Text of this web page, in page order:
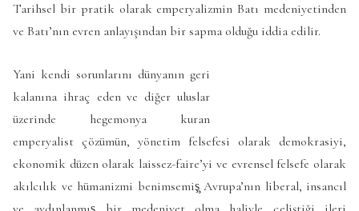
Tarihsel bir pratik olarak emperyalizmin Batı medeniyetinden
ve Batı’nın evren anlayışından bir sapma olduğu iddia edilir.
Yani kendi sorunlarını dünyanın geri
kalanına ihraç eden ve diğer uluslar
üzerinde hegemonya kuran
emperyalist çözümün, yönetim felsefesi olarak demokrasiyi,
ekonomik düzen olarak laissez-faire’yi ve evrensel felsefe olarak
akılcılık ve hümanizmi benimsemiş̧ Avrupa’nın liberal, insancıl